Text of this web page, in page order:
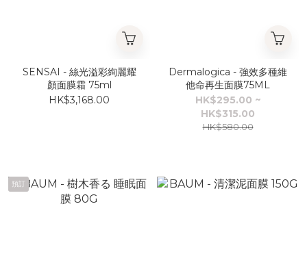
SENSAI - 絲光溢彩絢麗耀
顏面膜霜 75ml
HK$3,168.00
Dermalogica - 強效多種維
他命再生面膜75ML
HK$295.00 ~
HK$315.00
HK$580.00
預訂